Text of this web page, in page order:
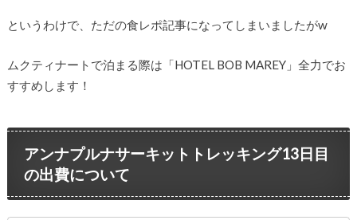
というわけで、ただの食レポ記事になってしまいましたがw
ムクティナートで泊まる際は「HOTEL BOB MAREY」全力でお
すすめします！
アンナプルナサーキットトレッキング13日目
の出費について